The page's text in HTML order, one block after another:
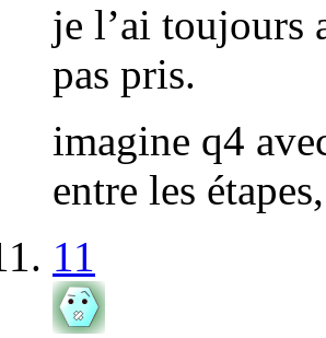
je l’ai toujours
pas pris.
imagine q4
entre les
11